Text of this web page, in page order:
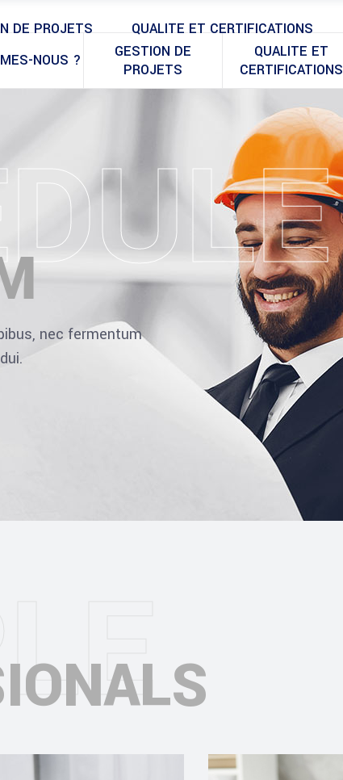
NOUS ?
GESTION DE
PROJETS
QUALITE ET
CERTIFICATIONS
DE PROJETS QUALITE ET CERTIFICATIONS
nec fermentum
LE